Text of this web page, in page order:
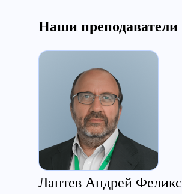
Наши преподаватели
Лаптев Андрей